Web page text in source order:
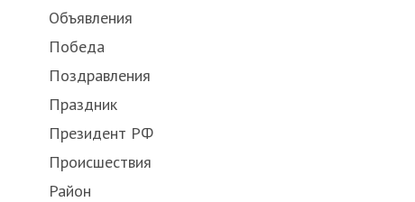
Объявления
Победа
Поздравления
Праздник
Президент РФ
Происшествия
Район